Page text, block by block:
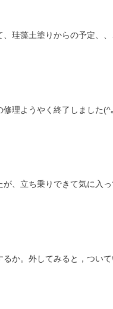
珪藻土塗りからの予定、、
理ようやく終了しました
が、立ち乗りできて気に入
か。外してみると，つい